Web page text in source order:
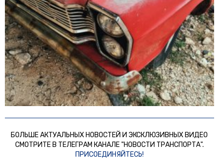
БОЛЬШЕ АКТУАЛЬНЫХ НОВОСТЕЙ И ЭКСКЛЮЗИВНЫХ ВИДЕО
СМОТРИТЕ В ТЕЛЕГРАМ КАНАЛЕ "НОВОСТИ ТРАНСПОРТА".
ПРИСОЕДИНЯЙТЕСЬ!